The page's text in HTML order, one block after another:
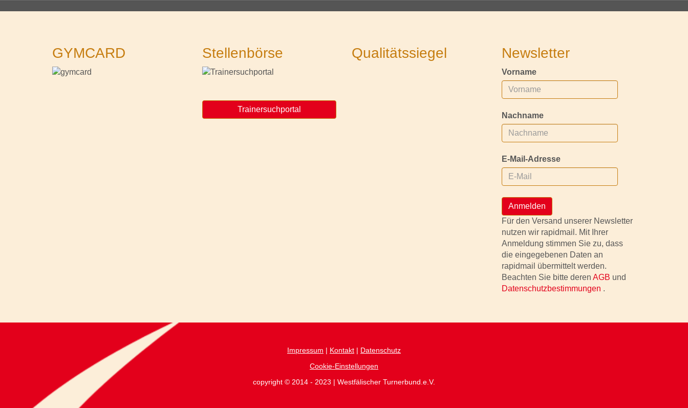
GYMCARD Stellenbörse
Trainersuchportal
Qualitätssiegel Newsletter
Vorname
Nachname
E-Mail-Adresse
Anmelden
Für den Versand unserer Newsletter
nutzen wir rapidmail. Mit Ihrer
Anmeldung stimmen Sie zu, dass
die eingegebenen Daten an
rapidmail übermittelt werden.
Beachten Sie bitte deren AGB und
Datenschutzbestimmungen .
Impressum | Kontakt | Datenschutz
Cookie-Einstellungen
copyright © 2014 - 2023 | Westfälischer Turnerbund.e.V.